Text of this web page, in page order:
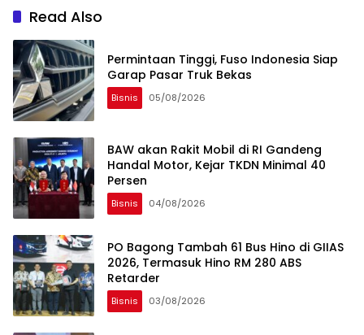
Penyebabnya
Read Also
Permintaan Tinggi, Fuso Indonesia Siap
Garap Pasar Truk Bekas
Bisnis 05/08/2026
BAW akan Rakit Mobil di RI Gandeng
Handal Motor, Kejar TKDN Minimal 40
Persen
Bisnis 04/08/2026
PO Bagong Tambah 61 Bus Hino di GIIAS
2026, Termasuk Hino RM 280 ABS
Retarder
Bisnis 03/08/2026